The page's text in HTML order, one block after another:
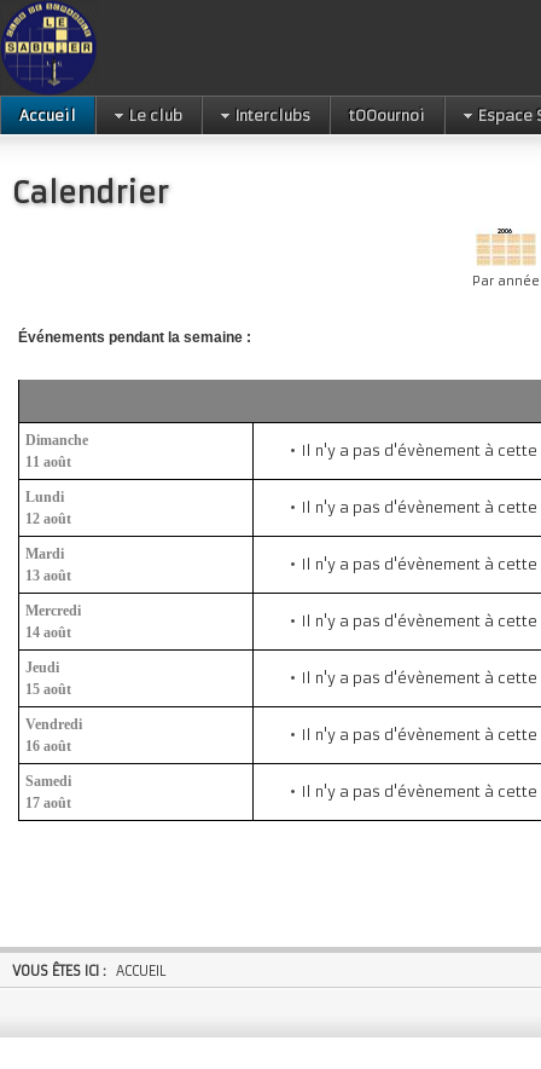
Accueil Le club Interclubs tOOournoi Espace
Calendrier
Par année
Événements pendant la semaine :
Dimanche
11 août
Il n'y a pas d'évènement à
Lundi
12 août
Il n'y a pas d'évènement à
Mardi
13 août
Il n'y a pas d'évènement à
Mercredi
14 août
Il n'y a pas d'évènement à
Jeudi
15 août
Il n'y a pas d'évènement à
Vendredi
16 août
Il n'y a pas d'évènement à
Samedi
17 août
Il n'y a pas d'évènement à
VOUS ÊTES ICI : ACCUEIL